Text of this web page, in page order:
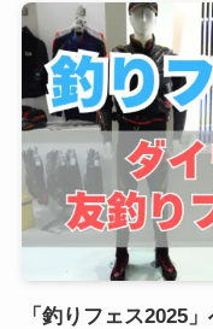
「釣りフェス2025